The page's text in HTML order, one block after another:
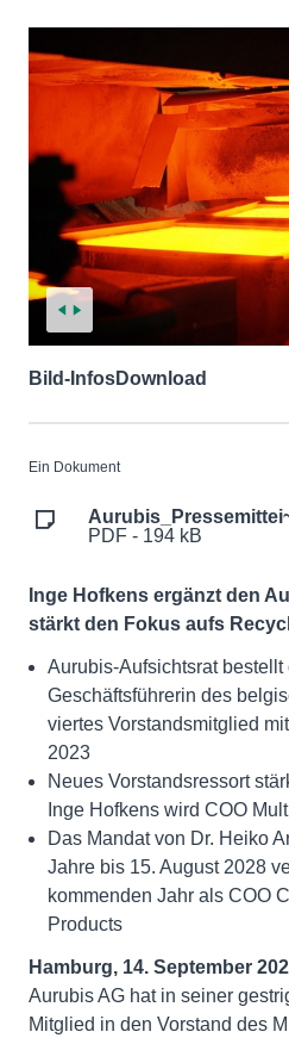
Bild-InfosDownload
Ein Dokument
PDF - 194 kB
Inge Hofkens ergänzt den
stärkt den Fokus aufs
Aurubis-Aufsichtsrat
Geschäftsführerin des
viertes Vorstandsmitglied
2023
Neues Vorstandsressort
Inge Hofkens wird COO
Das Mandat von Dr. Heiko
Jahre bis 15. August 2028
kommenden Jahr als COO
Products
Hamburg, 14. September
Aurubis AG hat in seiner
Mitglied in den Vorstand des